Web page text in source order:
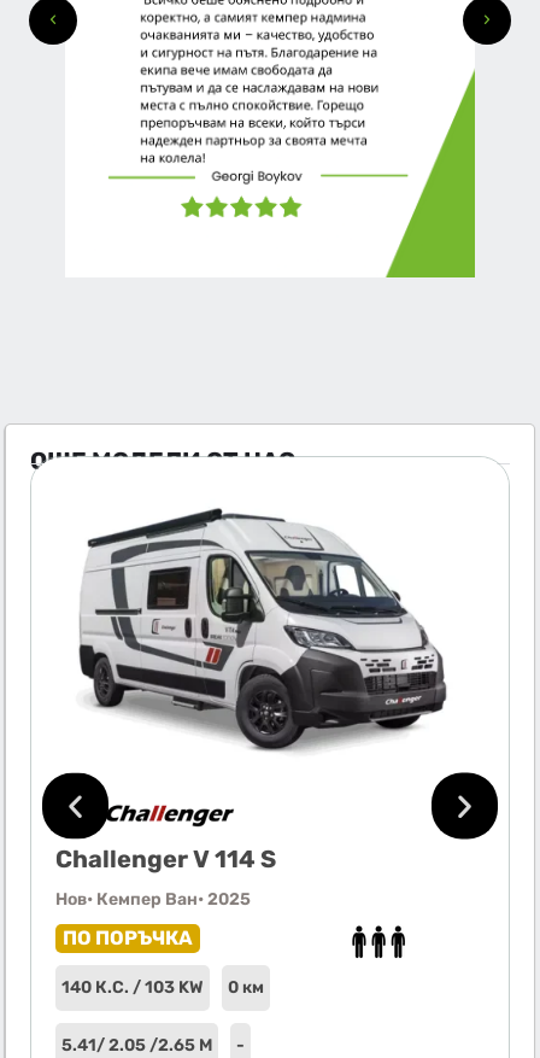
ОЩЕ МОДЕЛИ ОТ НАС
Challenger V 114 S
Нов• Кемпер Ван• 2025
ПО ПОРЪЧКА
140 К.С. / 103 KW 0 км
5.41/ 2.05 /2.65 М -